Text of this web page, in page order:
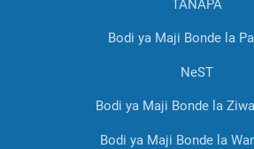
TANAPA
Bodi ya Maji Bonde la
NeST
Bodi ya Maji Bonde la
Bodi ya Maji Bonde la